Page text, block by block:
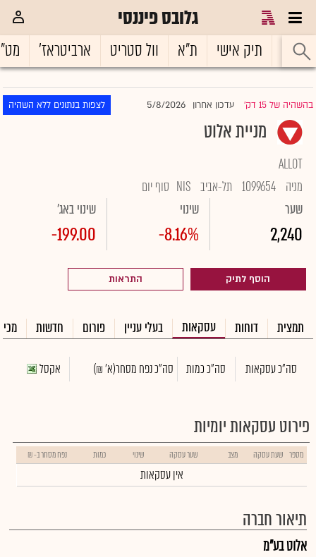
גלובס פיננסי
ראשי תיק אישי ת"א וול סטריט ארביטראז'
בהשהיה של 15 דק' |עדכון אחרון 5/8/2026 לצפות בנתונים ללא השהיה
מניית אלוט
ALLOT
מניה 1099654 תל-אביב NIS סוף יום
שער
2,240
שינוי
-8.16%
שינוי באג'
-199.00
הוסף לתיק התראות
תמצית דוחות עסקאות בעלי עניין פורום חדשות
סה"כ עסקאות סה"כ כמות סה"כ נפח מסחר(א' ₪) אקסל
פירוט עסקאות יומיות
מספר שעת עסקה מצב שער עסקה שינוי כמות נפח מסחר ב- ₪
אין עסקאות
תיאור חברה
אלוט בע"מ